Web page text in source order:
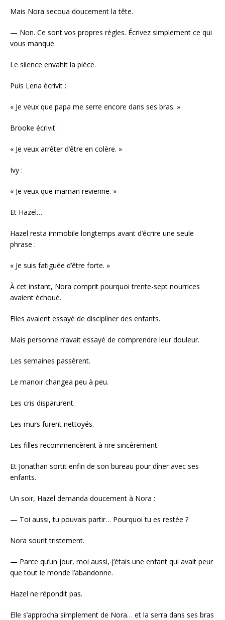
Mais Nora secoua doucement la tête.
— Non. Ce sont vos propres règles. Écrivez simplement ce qui
vous manque.
Le silence envahit la pièce.
Puis Lena écrivit :
« Je veux que papa me serre encore dans ses bras. »
Brooke écrivit :
« Je veux arrêter d’être en colère. »
Ivy :
« Je veux que maman revienne. »
Et Hazel…
Hazel resta immobile longtemps avant d’écrire une seule
phrase :
« Je suis fatiguée d’être forte. »
À cet instant, Nora comprit pourquoi trente-sept nourrices
avaient échoué.
Elles avaient essayé de discipliner des enfants.
Mais personne n’avait essayé de comprendre leur douleur.
Les semaines passèrent.
Le manoir changea peu à peu.
Les cris disparurent.
Les murs furent nettoyés.
Les filles recommencèrent à rire sincèrement.
Et Jonathan sortit enfin de son bureau pour dîner avec ses
enfants.
Un soir, Hazel demanda doucement à Nora :
— Toi aussi, tu pouvais partir… Pourquoi tu es restée ?
Nora sourit tristement.
— Parce qu’un jour, moi aussi, j’étais une enfant qui avait peur
que tout le monde l’abandonne.
Hazel ne répondit pas.
Elle s’approcha simplement de Nora… et la serra dans ses bras